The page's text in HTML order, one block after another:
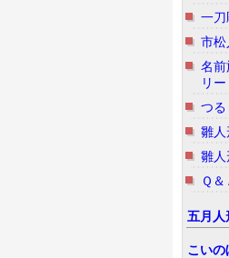
一刀
市松
名前
リー
つる
雛人
雛人
Ｑ＆
五月人
こいの